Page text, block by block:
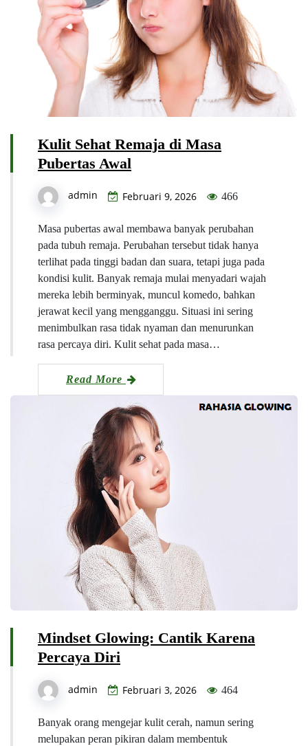
Kulit Sehat Remaja di Masa
Pubertas Awal
admin Februari 9, 2026 466
Masa pubertas awal membawa banyak perubahan
pada tubuh remaja. Perubahan tersebut tidak hanya
terlihat pada tinggi badan dan suara, tetapi juga pada
kondisi kulit. Banyak remaja mulai menyadari wajah
mereka lebih berminyak, muncul komedo, bahkan
jerawat kecil yang mengganggu. Situasi ini sering
menimbulkan rasa tidak nyaman dan menurunkan
rasa percaya diri. Kulit sehat pada masa…
Read More
Mindset Glowing: Cantik Karena
Percaya Diri
admin Februari 3, 2026 464
Banyak orang mengejar kulit cerah, namun sering
melupakan peran pikiran dalam membentuk